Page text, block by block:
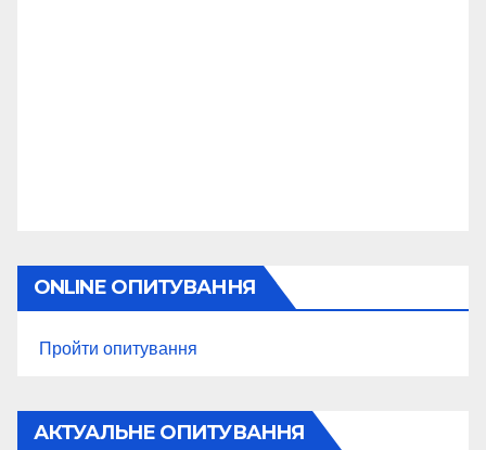
ONLINE ОПИТУВАННЯ
Пройти опитування
АКТУАЛЬНЕ ОПИТУВАННЯ